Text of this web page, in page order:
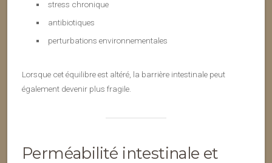
stress chronique
antibiotiques
perturbations environnementales
Lorsque cet équilibre est altéré, la barrière intestinale peut
également devenir plus fragile.
Perméabilité intestinale et